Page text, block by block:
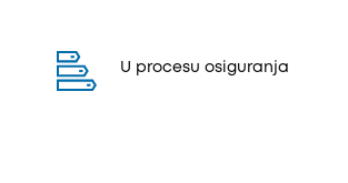
U procesu osiguranja